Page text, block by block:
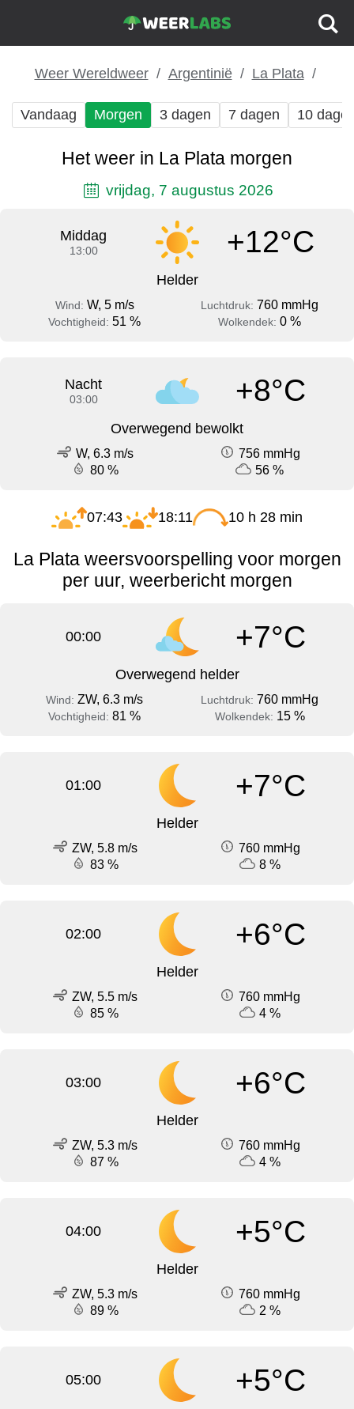
Weer Wereldweer Argentinië La Plata
Vandaag Morgen 3 dagen 7 dagen 10
Het weer in La Plata morgen
vrijdag, 7 augustus 2026
Middag
13:00 +12°C
Helder
Wind: W, 5 m/s Luchtdruk: 760 mmHg
Vochtigheid: 51 % Wolkendek: 0 %
Nacht
03:00 +8°C
Overwegend bewolkt
W, 6.3 m/s
756 mmHg
80 %
56 %
07:43 18:11 10 h 28 min
La Plata weersvoorspelling voor morgen
per uur, weerbericht morgen
00:00 +7°C
Overwegend helder
Wind: ZW, 6.3 m/s Luchtdruk: 760 mmHg
Vochtigheid: 81 % Wolkendek: 15 %
01:00 +7°C
Helder
ZW, 5.8 m/s
760 mmHg
83 %
8 %
02:00 +6°C
Helder
ZW, 5.5 m/s
760 mmHg
85 %
4 %
03:00 +6°C
Helder
ZW, 5.3 m/s
760 mmHg
87 %
4 %
04:00 +5°C
Helder
ZW, 5.3 m/s
760 mmHg
89 %
2 %
05:00 +5°C